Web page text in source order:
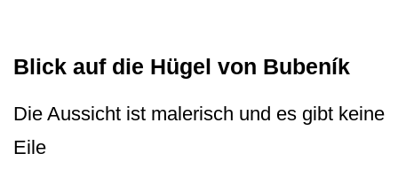
Blick auf die Hügel von Bubeník
Die Aussicht ist malerisch und es gibt keine
Eile